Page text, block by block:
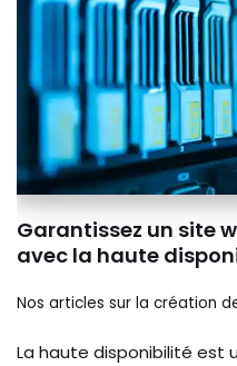
Garantissez un site
avec la haute
Nos articles sur la création
La haute disponibilité est